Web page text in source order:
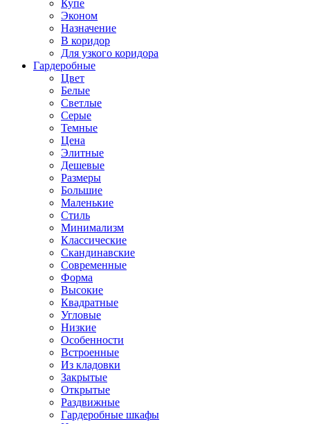
Купе
Эконом
Назначение
В коридор
Для узкого коридора
Гардеробные
Цвет
Белые
Светлые
Серые
Темные
Цена
Элитные
Дешевые
Размеры
Большие
Маленькие
Стиль
Минимализм
Классические
Скандинавские
Современные
Форма
Высокие
Квадратные
Угловые
Низкие
Особенности
Встроенные
Из кладовки
Закрытые
Открытые
Раздвижные
Гардеробные шкафы